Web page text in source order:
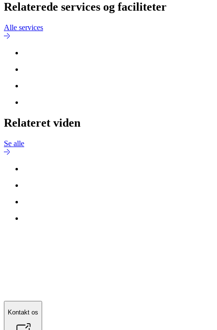
Relaterede services og faciliteter
Alle services
Relateret viden
Se alle
Kontakt os